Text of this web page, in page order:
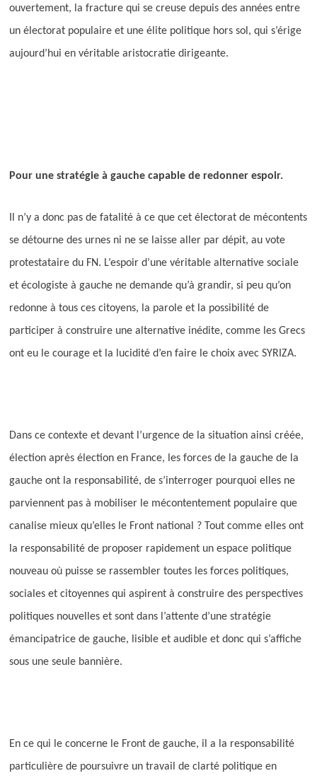
ouvertement, la fracture qui se creuse depuis des années entre
un électorat populaire et une élite politique hors sol, qui s’érige
aujourd’hui en véritable aristocratie dirigeante.
Pour une stratégie à gauche capable de redonner espoir.
Il n’y a donc pas de fatalité à ce que cet électorat de mécontents
se détourne des urnes ni ne se laisse aller par dépit, au vote
protestataire du FN. L’espoir d’une véritable alternative sociale
et écologiste à gauche ne demande qu’à grandir, si peu qu’on
redonne à tous ces citoyens, la parole et la possibilité de
participer à construire une alternative inédite, comme les Grecs
ont eu le courage et la lucidité d’en faire le choix avec SYRIZA.
Dans ce contexte et devant l’urgence de la situation ainsi créée,
élection après élection en France, les forces de la gauche de la
gauche ont la responsabilité, de s’interroger pourquoi elles ne
parviennent pas à mobiliser le mécontentement populaire que
canalise mieux qu’elles le Front national ? Tout comme elles ont
la responsabilité de proposer rapidement un espace politique
nouveau où puisse se rassembler toutes les forces politiques,
sociales et citoyennes qui aspirent à construire des perspectives
politiques nouvelles et sont dans l’attente d’une stratégie
émancipatrice de gauche, lisible et audible et donc qui s’affiche
sous une seule bannière.
En ce qui le concerne le Front de gauche, il a la responsabilité
particulière de poursuivre un travail de clarté politique en